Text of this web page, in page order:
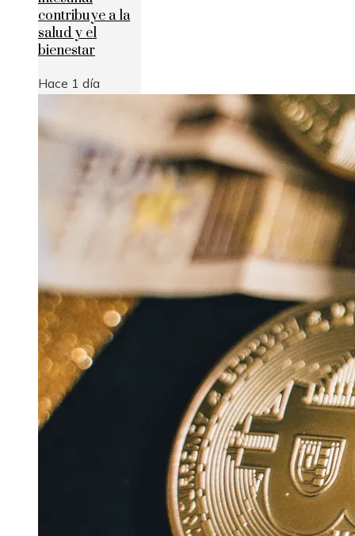
contribuye a la
salud y el
bienestar
Hace 1 día